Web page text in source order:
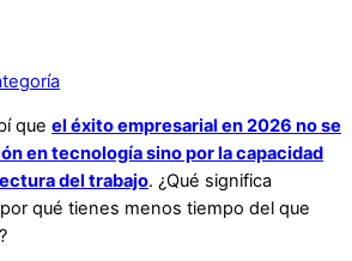
que el éxito empresarial en 2026 no se
en tecnología sino por la capacidad
del trabajo. ¿Qué significa
qué tienes menos tiempo del que